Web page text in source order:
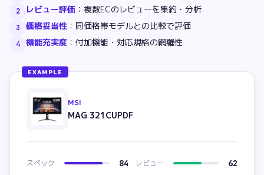
2 レビュー評価 ： 複数ECのレビューを集約・分析
3 価格妥当性 ： 同価格帯モデルとの比較で評価
4 機能充実度 ： 付加機能・対応規格の網羅性
EXAMPLE
MSI
MAG 321CUPDF
スペック 84 レビュー 62